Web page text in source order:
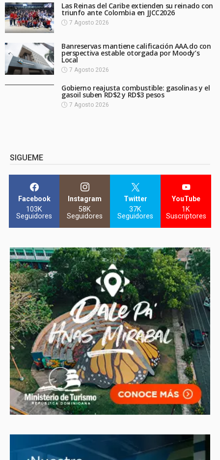
Las Reinas del Caribe extienden su reinado con
triunfo ante Colombia en JJCC2026
7 Agosto 2026
Banreservas mantiene calificación AAA.do con
perspectiva estable otorgada por Moody’s
Local
7 Agosto 2026
Gobierno reajusta combustible: gasolinas y el
gasoil suben RD$2 y RD$3 pesos
7 Agosto 2026
SIGUEME
Facebook
103K
Seguidores
Instagram
58K
Seguidores
Twitter
37K
Seguidores
YouTube
1K
Suscriptores